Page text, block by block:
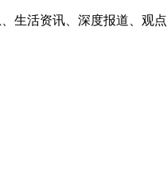
生活资讯、深度报道、观